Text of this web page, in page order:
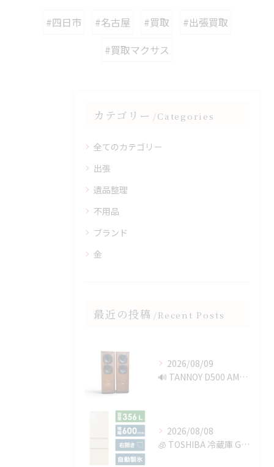
#四日市 #名古屋 #買取
#出張買取
#買取マクサス
カテゴリー Categories
全てのカテゴリー
出張
遺品整理
不用品
ブランド
金
最近の投稿 Recent Posts
2026/08/09
🔊 TANNOY D500 AMERICAN CHERRYを...
2026/08/08
🧊 TOSHIBA 冷蔵庫 GR-V36SVを四日市で買取✨